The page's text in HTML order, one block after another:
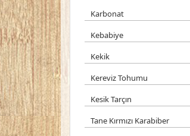
Karbonat
Kebabiye
Kekik
Kereviz Tohumu
Kesik Tarçın
Tane Kırmızı Karabiber